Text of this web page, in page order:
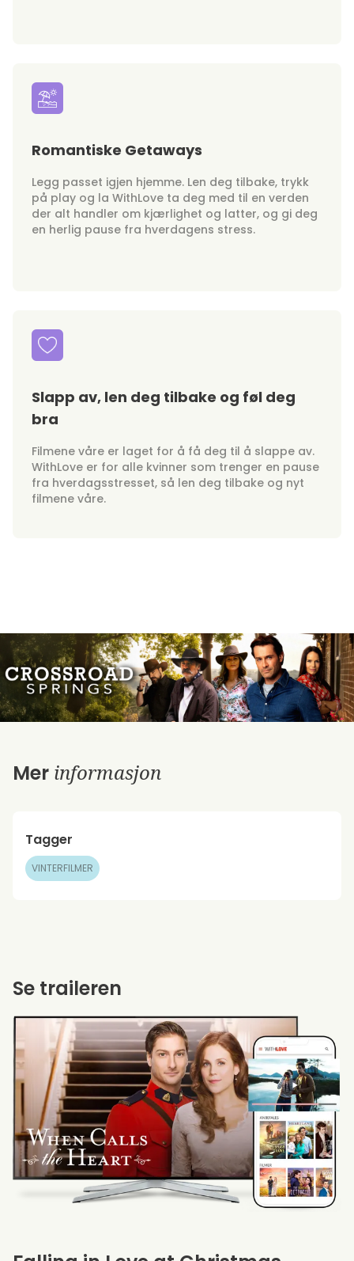
Romantiske Getaways
Legg passet igjen hjemme. Len deg tilbake, trykk
på play og la WithLove ta deg med til en verden
der alt handler om kjærlighet og latter, og gi deg
en herlig pause fra hverdagens stress.
Slapp av, len deg tilbake og føl deg
bra
Filmene våre er laget for å få deg til å slappe av.
WithLove er for alle kvinner som trenger en pause
fra hverdagsstresset, så len deg tilbake og nyt
filmene våre.
Mer informasjon
Tagger
VINTERFILMER
Se traileren